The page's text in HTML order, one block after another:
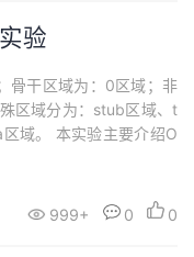
验
骨干区域为：0区域；非
区域分为：stub区域、t
域。 本实验主要介绍O
配置本次不再赘述 。其
为12...999+ 0 0